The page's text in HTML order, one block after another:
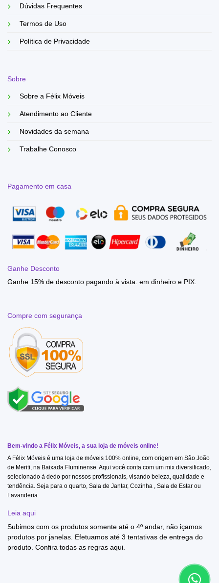
Dúvidas Frequentes
Termos de Uso
Política de Privacidade
Sobre
Sobre a Félix Móveis
Atendimento ao Cliente
Novidades da semana
Trabalhe Conosco
Pagamento em casa
Ganhe Desconto
Ganhe 15% de desconto pagando à vista: em dinheiro e PIX.
Compre com segurança
Bem-vindo a Félix Móveis, a sua loja de móveis online!
A Félix Móveis é uma loja de móveis 100% online, com origem em São João
de Meriti, na Baixada Fluminense. Aqui você conta com um mix diversificado,
selecionado à dedo por nossos profissionais, visando beleza, qualidade e
tendência. Seja para o quarto, Sala de Jantar, Cozinha , Sala de Estar ou
Lavanderia.
Leia aqui
Subimos com os produtos somente até o 4º andar, não içamos
produtos por janelas. Efetuamos até 3 tentativas de entrega do
produto. Confira todas as regras aqui